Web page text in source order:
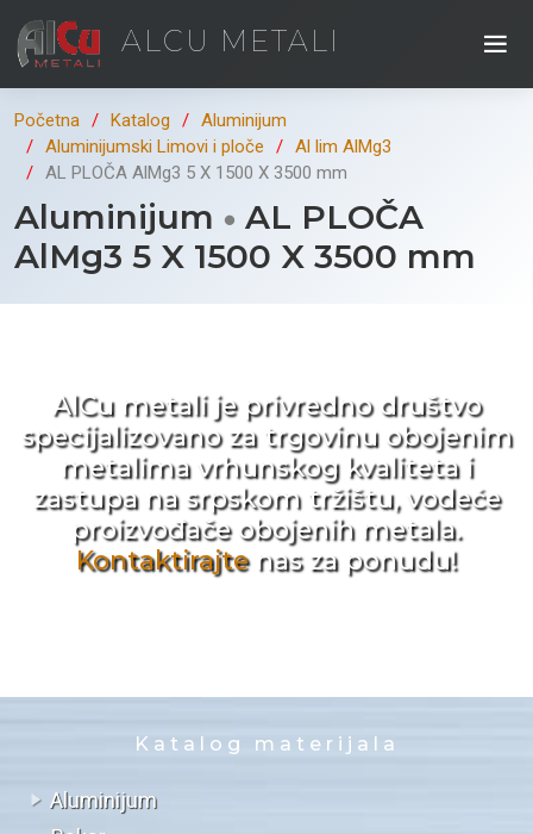
ALCU METALI
Početna Katalog
Aluminijum
Aluminijumski Limovi i ploče
Al lim AlMg3
AL PLOČA AlMg3 5 X 1500 X 3500 mm
Aluminijum
AL PLOČA
AlMg3 5 X 1500 X 3500 mm
AlCu metali je privredno društvo
specijalizovano za trgovinu obojenim
metalima vrhunskog kvaliteta i
zastupa na srpskom tržištu, vodeće
proizvođače obojenih metala.
Kontaktirajtenas za ponudu!
Katalog materijala
Aluminijum